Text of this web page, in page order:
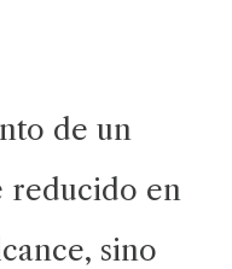
de un
reducido en
sino